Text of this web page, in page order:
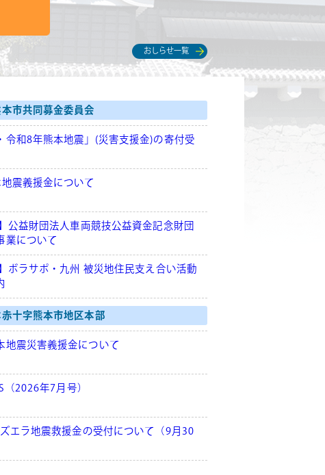
おしらせ一覧
市共同募金委員会
令和8年熊本地震」(災害支援金)の寄付受
震義援金について
公益財団法人車両競技公益資金記念財団
業について
ボラサポ・九州 被災地住民支え合い活動
赤十字熊本市地区本部
地震災害義援金について
2026年7月号）
エラ地震救援金の受付について（9月30